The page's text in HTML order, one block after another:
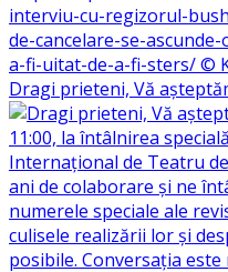
Dragi prieteni, Vă